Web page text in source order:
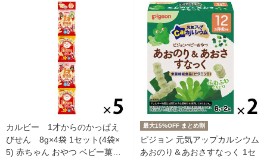
カルビー 1才からのかっぱえ
びせん 8g×4袋 1セット(4袋×
5) 赤ちゃん おやつ ベビー菓子
最大15%OFF まとめ割
ピジョン 元気アップカルシウム
あおのり＆あおさすなっく 1セ